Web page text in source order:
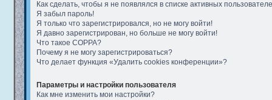
Как сделать, чтобы я не появлялся в списке активных
Я забыл пароль!
Я только что зарегистрировался, но не могу войти!
Я давно зарегистрирован, но больше не могу войти!
Что такое COPPA?
Почему я не могу зарегистрироваться?
Что делает функция «Удалить cookies конференции»?
Параметры и настройки пользователя
Как мне изменить мои настройки?